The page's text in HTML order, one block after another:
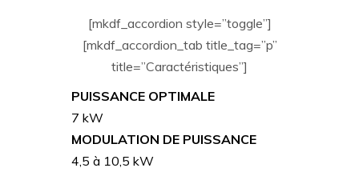
[mkdf_accordion style=”toggle”]
[mkdf_accordion_tab title_tag=”p”
title=”Caractéristiques”]
PUISSANCE OPTIMALE
7 kW
MODULATION DE PUISSANCE
4,5 à 10,5 kW